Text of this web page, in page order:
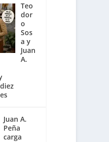
Teo
dor
o
Sos
a y
Juan
A.
Juan A.
Peña
carga